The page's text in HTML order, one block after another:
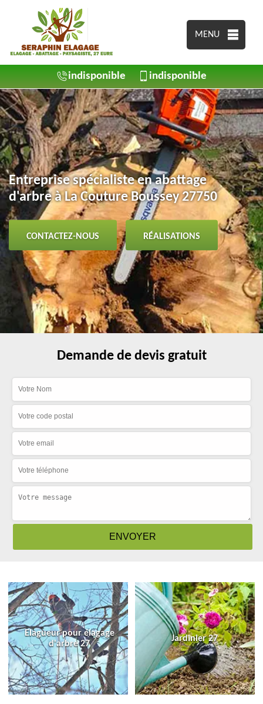
MENU
indisponible indisponible
Entreprise spécialiste en abattage
d'arbre à La Couture Boussey 27750
CONTACTEZ-NOUS RÉALISATIONS
Demande de devis gratuit
Elagueur pour élagage
d'arbre 27
Jardinier 27